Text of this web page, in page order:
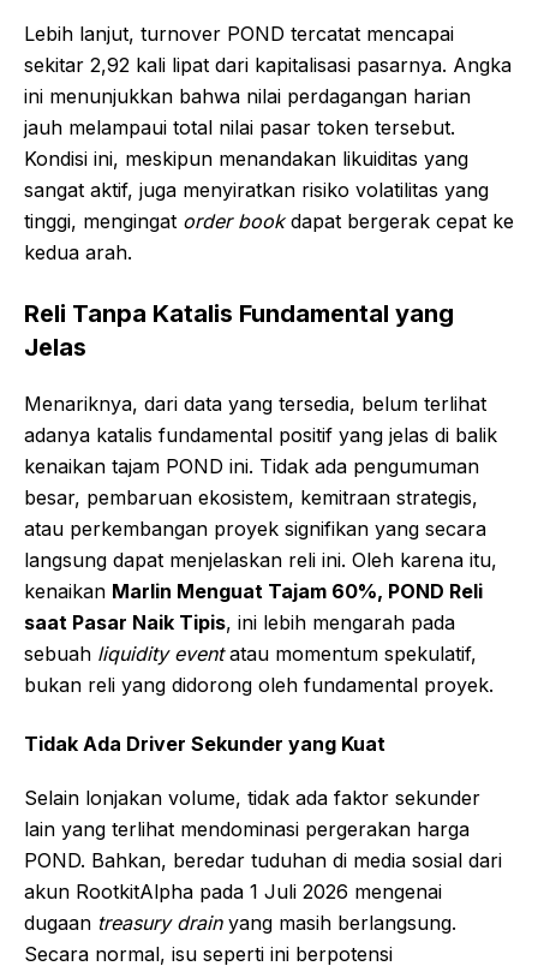
Lebih lanjut, turnover POND tercatat mencapai
sekitar 2,92 kali lipat dari kapitalisasi pasarnya. Angka
ini menunjukkan bahwa nilai perdagangan harian
jauh melampaui total nilai pasar token tersebut.
Kondisi ini, meskipun menandakan likuiditas yang
sangat aktif, juga menyiratkan risiko volatilitas yang
tinggi, mengingat order bookdapat bergerak cepat ke
kedua arah.
Reli Tanpa Katalis Fundamental yang
Jelas
Menariknya, dari data yang tersedia, belum terlihat
adanya katalis fundamental positif yang jelas di balik
kenaikan tajam POND ini. Tidak ada pengumuman
besar, pembaruan ekosistem, kemitraan strategis,
atau perkembangan proyek signifikan yang secara
langsung dapat menjelaskan reli ini. Oleh karena itu,
kenaikan Marlin Menguat Tajam 60%, POND Reli
saat Pasar Naik Tipis, ini lebih mengarah pada
sebuah liquidity eventatau momentum spekulatif,
bukan reli yang didorong oleh fundamental proyek.
Tidak Ada Driver Sekunder yang Kuat
Selain lonjakan volume, tidak ada faktor sekunder
lain yang terlihat mendominasi pergerakan harga
POND. Bahkan, beredar tuduhan di media sosial dari
akun RootkitAlpha pada 1 Juli 2026 mengenai
dugaan treasury drainyang masih berlangsung.
Secara normal, isu seperti ini berpotensi